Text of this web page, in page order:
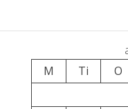
M
Ti O